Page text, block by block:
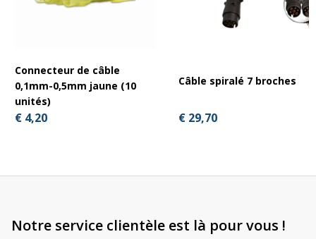
Connecteur de câble
0,1mm-0,5mm jaune (10
unités)
€ 4,20
Câble spiralé 7 broches
€ 29,70
Notre service clientèle est là pour vous !